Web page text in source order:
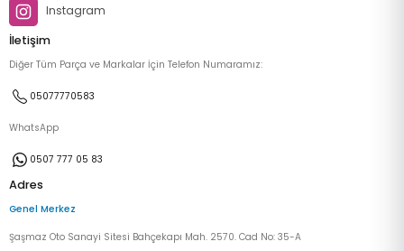
Instagram
İletişim
Diğer Tüm Parça ve Markalar İçin Telefon Numaramız:
05077770583
WhatsApp
0507 777 05 83
Adres
Genel Merkez
Şaşmaz Oto Sanayi Sitesi Bahçekapı Mah. 2570. Cad No: 35-A